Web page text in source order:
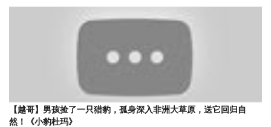
【越哥】男孩捡了一只猎豹，孤身深入非洲大草原，送它回归自
然！《小豹杜玛》